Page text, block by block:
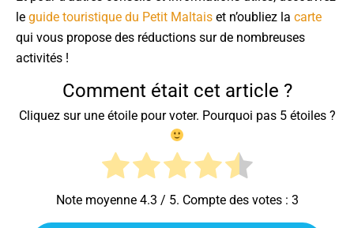
le guide touristique du Petit Maltais et n’oubliez la carte
qui vous propose des réductions sur de nombreuses
activités !
Comment était cet article ?
Cliquez sur une étoile pour voter. Pourquoi pas 5 étoiles ?
Note moyenne 4.3 / 5. Compte des votes : 3